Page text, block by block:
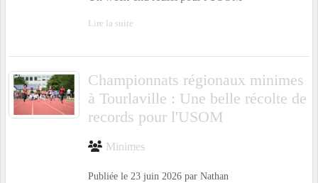
Lire la suite
Championnats régionaux minimes
à Tourlaville : Une belle récolte de
records pour l'USOM
Minimes
Publiée le 23 juin 2026 par Nathan